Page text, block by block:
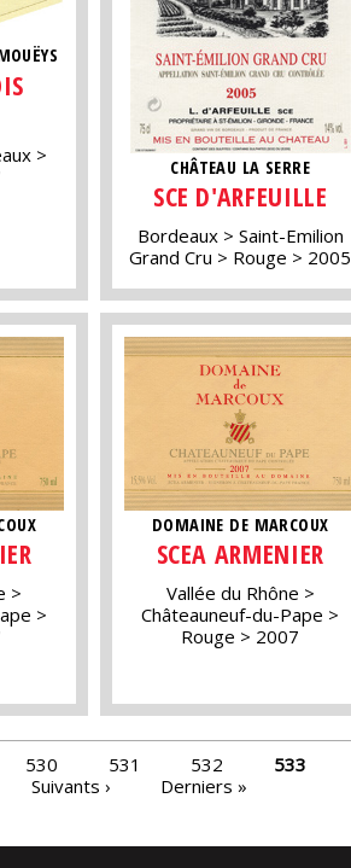
CHÂTEAU LA SERRE
SCE D'ARFEUILLE
Bordeaux
Saint-Emilion
Grand Cru
Rouge 2005
DOMAINE DE MARCOUX
SCEA ARMENIER
Vallée du Rhône
Châteauneuf-du-Pape
Rouge
2007
530 531 532 533
Suivants › Derniers »